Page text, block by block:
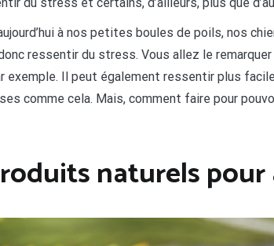
à nos petites boules de poils, nos
ressentir du stress. Vous allez le remarquer
Il peut également ressentir plus
comme cela. Mais, comment faire pour
naturels pour